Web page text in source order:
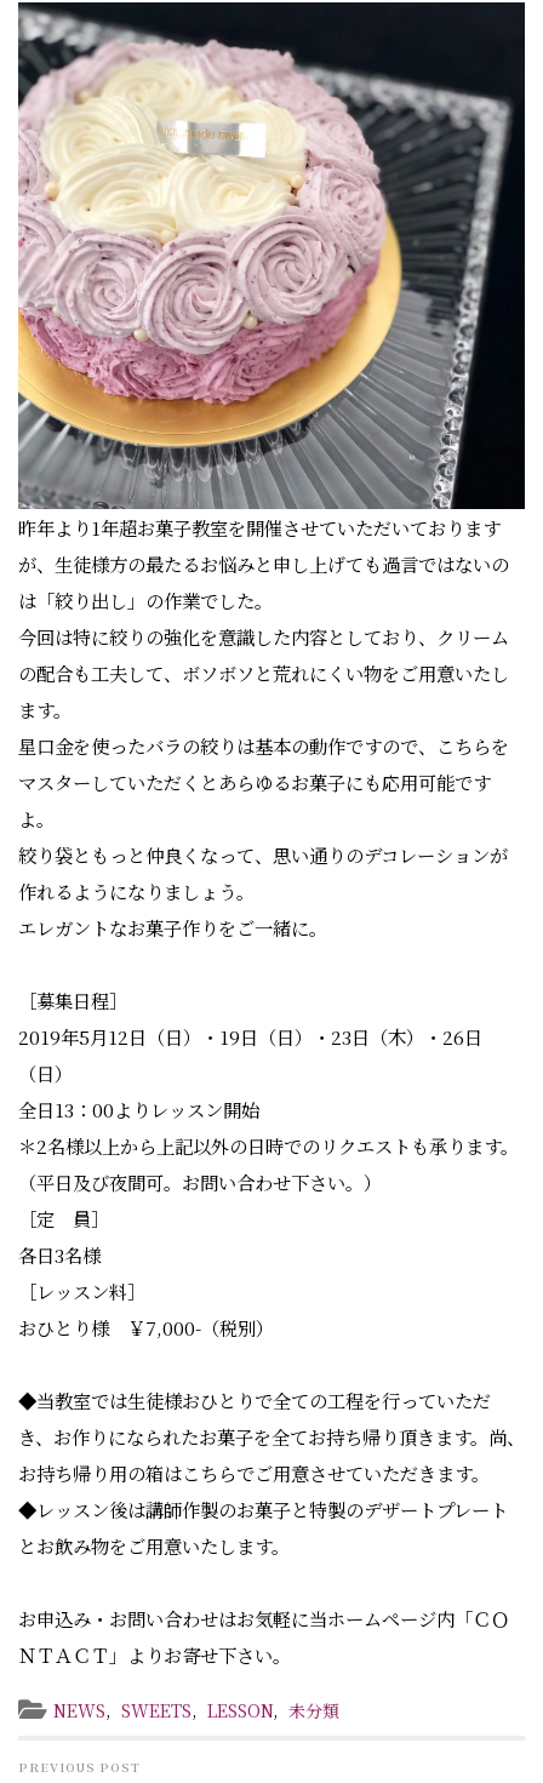
昨年より1年超お菓子教室を開催させていただいております
が、生徒様方の最たるお悩みと申し上げても過言ではないの
は「絞り出し」の作業でした。
今回は特に絞りの強化を意識した内容としており、クリーム
の配合も工夫して、ボソボソと荒れにくい物をご用意いたし
ます。
星口金を使ったバラの絞りは基本の動作ですので、こちらを
マスターしていただくとあらゆるお菓子にも応用可能です
よ。
絞り袋ともっと仲良くなって、思い通りのデコレーションが
作れるようになりましょう。
エレガントなお菓子作りをご一緒に。
［募集日程］
2019年5月12日（日）・19日（日）・23日（木）・26日
（日）
全日13：00よりレッスン開始
＊2名様以上から上記以外の日時でのリクエストも承ります。
（平日及び夜間可。お問い合わせ下さい。）
［定 員］
各日3名様
［レッスン料］
おひとり様 ￥7,000-（税別）
◆当教室では生徒様おひとりで全ての工程を行っていただ
き、お作りになられたお菓子を全てお持ち帰り頂きます。尚、
お持ち帰り用の箱はこちらでご用意させていただきます。
◆レッスン後は講師作製のお菓子と特製のデザートプレート
とお飲み物をご用意いたします。
お申込み・お問い合わせはお気軽に当ホームページ内「ＣＯ
ＮＴＡＣＴ」よりお寄せ下さい。
NEWS, SWEETS, LESSON, 未分類
PREVIOUS POST